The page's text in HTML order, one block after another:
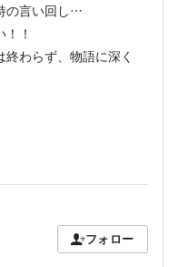
の言い回し…
！
わらず、物語に深く
フォロー